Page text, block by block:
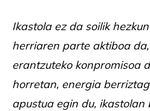
Ikastola ez da soilik
herriaren parte aktiboa
erantzuteko konpromisoa
horretan, energia
apustua egin du,